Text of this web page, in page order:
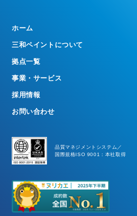
ホーム
三和ペイントについて
拠点一覧
事業・サービス
採用情報
お問い合わせ
品質マネジメントシステム／
国際規格ISO 9001：本社取得